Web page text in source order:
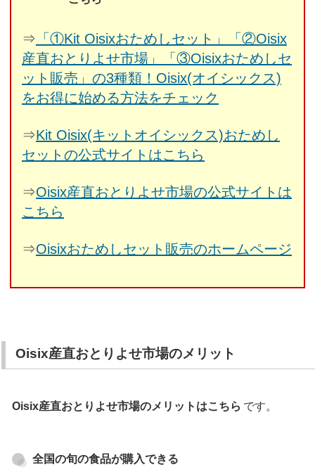
⇒ 「①Kit Oisixおためしセット」「②Oisix
産直おとりよせ市場」「③Oisixおためしセ
ット販売」の3種類！Oisix(オイシックス)
をお得に始める方法をチェック
⇒Kit Oisix(キットオイシックス)おためし
セットの公式サイトはこちら
⇒Oisix産直おとりよせ市場の公式サイトは
こちら
⇒Oisixおためしセット販売のホームページ
Oisix産直おとりよせ市場のメリット
Oisix産直おとりよせ市場のメリットはこちら です。
全国の旬の食品が購入できる